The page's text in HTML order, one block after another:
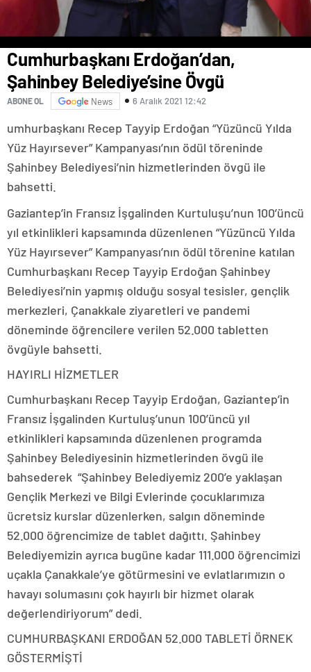
Cumhurbaşkanı Erdoğan’dan,
Şahinbey Belediye’sine Övgü
ABONE OL News 6 Aralık 2021 12:42
umhurbaşkanı Recep Tayyip Erdoğan “Yüzüncü Yılda
Yüz Hayırsever” Kampanyası’nın ödül töreninde
Şahinbey Belediyesi’nin hizmetlerinden övgü ile
bahsetti.
Gaziantep’in Fransız İşgalinden Kurtuluşu’nun 100’üncü
yıl etkinlikleri kapsamında düzenlenen “Yüzüncü Yılda
Yüz Hayırsever” Kampanyası’nın ödül törenine katılan
Cumhurbaşkanı Recep Tayyip Erdoğan Şahinbey
Belediyesi’nin yapmış olduğu sosyal tesisler, gençlik
merkezleri, Çanakkale ziyaretleri ve pandemi
döneminde öğrencilere verilen 52.000 tabletten
övgüyle bahsetti.
HAYIRLI HİZMETLER
Cumhurbaşkanı Recep Tayyip Erdoğan, Gaziantep’in
Fransız İşgalinden Kurtuluş’unun 100’üncü yıl
etkinlikleri kapsamında düzenlenen programda
Şahinbey Belediyesinin hizmetlerinden övgü ile
bahsederek “Şahinbey Belediyemiz 200’e yaklaşan
Gençlik Merkezi ve Bilgi Evlerinde çocuklarımıza
ücretsiz kurslar düzenlerken, salgın döneminde
52.000 öğrencimize de tablet dağıttı. Şahinbey
Belediyemizin ayrıca bugüne kadar 111.000 öğrencimizi
uçakla Çanakkale’ye götürmesini ve evlatlarımızın o
havayı solumasını çok hayırlı bir hizmet olarak
değerlendiriyorum” dedi.
CUMHURBAŞKANI ERDOĞAN 52.000 TABLETİ ÖRNEK
GÖSTERMİŞTİ